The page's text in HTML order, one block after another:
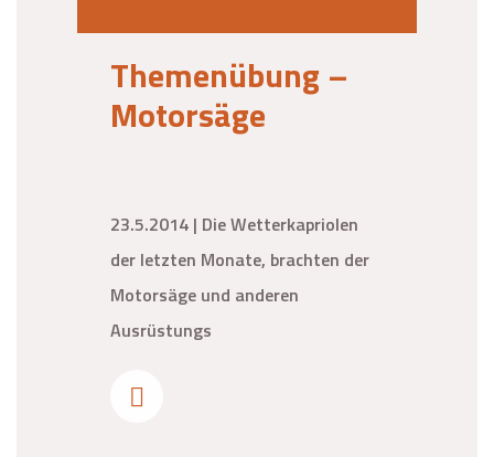
Themenübung –
Motorsäge
23.5.2014 | Die Wetterkapriolen
der letzten Monate, brachten der
Motorsäge und anderen
Ausrüstungs